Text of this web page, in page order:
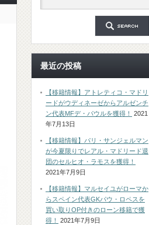
最近の投稿
【移籍情報】アトレティコ・マドリ
ードがウディネーゼからアルゼンチ
ン代表MFデ・パウルを獲得！
2021
年7月13日
【移籍情報】パリ・サンジェルマン
が今夏限りでレアル・マドリード退
団のセルヒオ・ラモスを獲得！
2021年7月9日
【移籍情報】マルセイユがローマか
らスペイン代表GKパウ・ロペスを
買い取りOP付きのローン移籍で獲
得！
2021年7月9日